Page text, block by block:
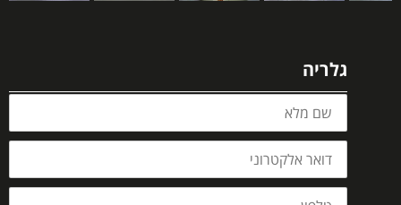
גלריה
שם
מלא
דואר
אלקטרוני
טלפון